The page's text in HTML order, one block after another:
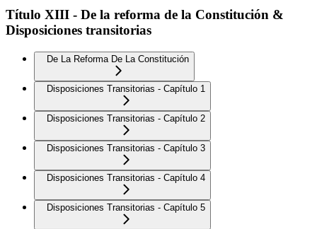
Título XIII - De la reforma de la Constitución &
Disposiciones transitorias
De La Reforma De La Constitución
Disposiciones Transitorias - Capítulo 1
Disposiciones Transitorias - Capítulo 2
Disposiciones Transitorias - Capítulo 3
Disposiciones Transitorias - Capítulo 4
Disposiciones Transitorias - Capítulo 5